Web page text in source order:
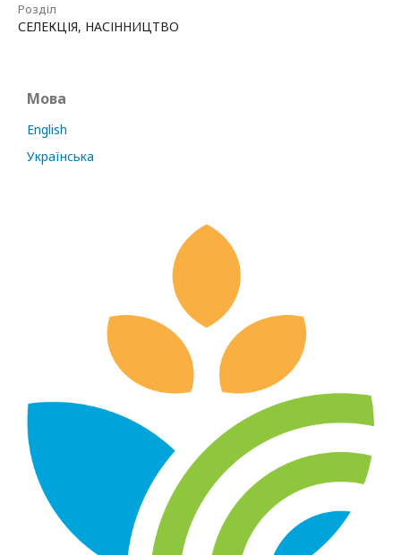
Розділ
СЕЛЕКЦІЯ, НАСІННИЦТВО
Мова
English
Українська